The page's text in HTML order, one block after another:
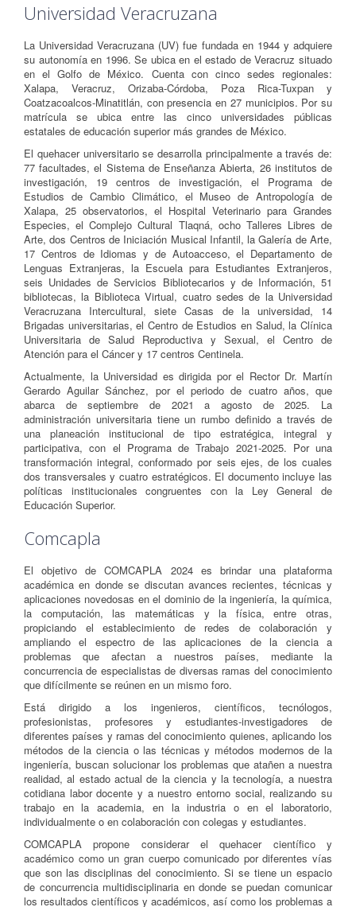
Universidad Veracruzana
La Universidad Veracruzana (UV) fue fundada en 1944 y adquiere
su autonomía en 1996. Se ubica en el estado de Veracruz situado
en el Golfo de México. Cuenta con cinco sedes regionales:
Xalapa, Veracruz, Orizaba-Córdoba, Poza Rica-Tuxpan y
Coatzacoalcos-Minatitlán, con presencia en 27 municipios. Por su
matrícula se ubica entre las cinco universidades públicas
estatales de educación superior más grandes de México.
El quehacer universitario se desarrolla principalmente a través de:
77 facultades, el Sistema de Enseñanza Abierta, 26 institutos de
investigación, 19 centros de investigación, el Programa de
Estudios de Cambio Climático, el Museo de Antropología de
Xalapa, 25 observatorios, el Hospital Veterinario para Grandes
Especies, el Complejo Cultural Tlaqná, ocho Talleres Libres de
Arte, dos Centros de Iniciación Musical Infantil, la Galería de Arte,
17 Centros de Idiomas y de Autoacceso, el Departamento de
Lenguas Extranjeras, la Escuela para Estudiantes Extranjeros,
seis Unidades de Servicios Bibliotecarios y de Información, 51
bibliotecas, la Biblioteca Virtual, cuatro sedes de la Universidad
Veracruzana Intercultural, siete Casas de la universidad, 14
Brigadas universitarias, el Centro de Estudios en Salud, la Clínica
Universitaria de Salud Reproductiva y Sexual, el Centro de
Atención para el Cáncer y 17 centros Centinela.
Actualmente, la Universidad es dirigida por el Rector Dr. Martín
Gerardo Aguilar Sánchez, por el periodo de cuatro años, que
abarca de septiembre de 2021 a agosto de 2025. La
administración universitaria tiene un rumbo definido a través de
una planeación institucional de tipo estratégica, integral y
participativa, con el Programa de Trabajo 2021-2025. Por una
transformación integral, conformado por seis ejes, de los cuales
dos transversales y cuatro estratégicos. El documento incluye las
políticas institucionales congruentes con la Ley General de
Educación Superior.
Comcapla
El objetivo de COMCAPLA 2024 es brindar una plataforma
académica en donde se discutan avances recientes, técnicas y
aplicaciones novedosas en el dominio de la ingeniería, la química,
la computación, las matemáticas y la física, entre otras,
propiciando el establecimiento de redes de colaboración y
ampliando el espectro de las aplicaciones de la ciencia a
problemas que afectan a nuestros países, mediante la
concurrencia de especialistas de diversas ramas del conocimiento
que difícilmente se reúnen en un mismo foro.
Está dirigido a los ingenieros, científicos, tecnólogos,
profesionistas, profesores y estudiantes-investigadores de
diferentes países y ramas del conocimiento quienes, aplicando los
métodos de la ciencia o las técnicas y métodos modernos de la
ingeniería, buscan solucionar los problemas que atañen a nuestra
realidad, al estado actual de la ciencia y la tecnología, a nuestra
cotidiana labor docente y a nuestro entorno social, realizando su
trabajo en la academia, en la industria o en el laboratorio,
individualmente o en colaboración con colegas y estudiantes.
COMCAPLA propone considerar el quehacer científico y
académico como un gran cuerpo comunicado por diferentes vías
que son las disciplinas del conocimiento. Si se tiene un espacio
de concurrencia multidisciplinaria en donde se puedan comunicar
los resultados científicos y académicos, así como los problemas a